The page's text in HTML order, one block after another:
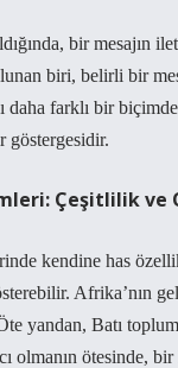
bir
biri, belirli bir
farklı bir
göstergesidir.
Çeşitlilik ve
kendine has
Afrika’nın
yandan, Batı
olmanın ötesinde,